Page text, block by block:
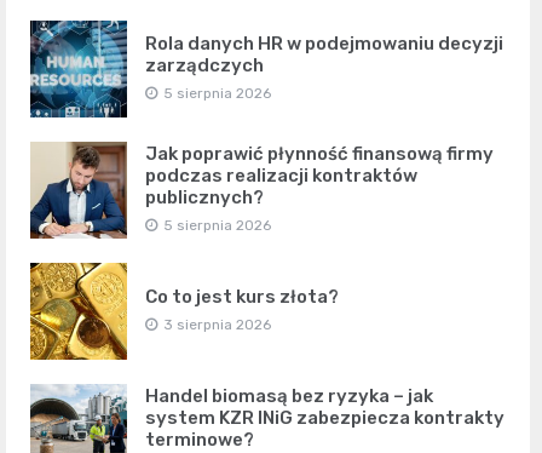
Rola danych HR w podejmowaniu decyzji
zarządczych
5 sierpnia 2026
Jak poprawić płynność finansową firmy
podczas realizacji kontraktów
publicznych?
5 sierpnia 2026
Co to jest kurs złota?
3 sierpnia 2026
Handel biomasą bez ryzyka – jak
system KZR INiG zabezpiecza kontrakty
terminowe?